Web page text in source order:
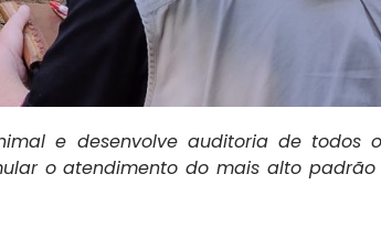
e desenvolve auditoria de todos
o atendimento do mais alto